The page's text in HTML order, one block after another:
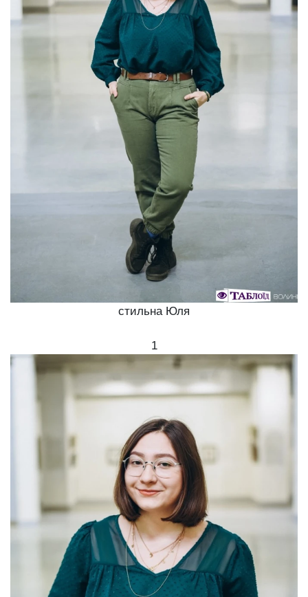
стильна Юля
1